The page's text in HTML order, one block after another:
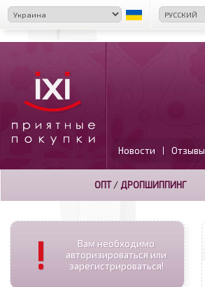
Новости | Отзывы
ОПТ/ ДРОПШИППИНГ
!
Вам необходимо
авторизироваться или
зарегистрироваться!